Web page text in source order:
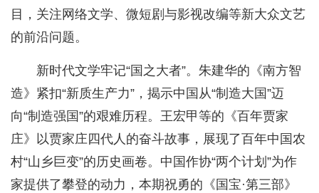
目，关注网络文学、微短剧与影视改编等新大众文艺
的前沿问题。
新时代文学牢记“国之大者”。朱建华的《南方智
造》紧扣“新质生产力”，揭示中国从“制造大国”迈
向“制造强国”的艰难历程。王宏甲等的《百年贾家
庄》以贾家庄四代人的奋斗故事，展现了百年中国农
村“山乡巨变”的历史画卷。中国作协“两个计划”为作
家提供了攀登的动力，本期祝勇的《国宝·第三部》